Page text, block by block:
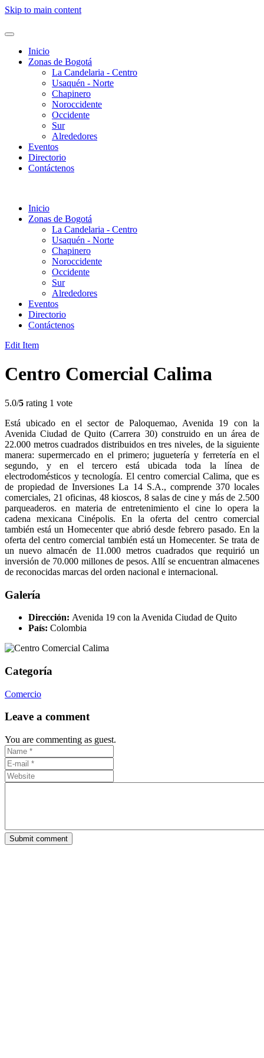
Skip to main content
Inicio
Zonas de Bogotá
La Candelaria - Centro
Usaquén - Norte
Chapinero
Noroccidente
Occidente
Sur
Alrededores
Eventos
Directorio
Contáctenos
Inicio
Zonas de Bogotá
La Candelaria - Centro
Usaquén - Norte
Chapinero
Noroccidente
Occidente
Sur
Alrededores
Eventos
Directorio
Contáctenos
Edit Item
Centro Comercial Calima
5.0/5 rating 1 vote
Está ubicado en el sector de Paloquemao, Avenida 19 con la
Avenida Ciudad de Quito (Carrera 30) construido en un área de
22.000 metros cuadrados distribuidos en tres niveles, de la siguiente
manera: supermercado en el primero; juguetería y ferretería en el
segundo, y en el tercero está ubicada toda la línea de
electrodomésticos y tecnología. El centro comercial Calima, que es
de propiedad de Inversiones La 14 S.A., comprende 370 locales
comerciales, 21 oficinas, 48 kioscos, 8 salas de cine y más de 2.500
parqueaderos. en materia de entretenimiento el cine lo opera la
cadena mexicana Cinépolis. En la oferta del centro comercial
también está un Homecenter que abrió desde febrero pasado. En la
oferta del centro comercial también está un Homecenter. Se trata de
un nuevo almacén de 11.000 metros cuadrados que requirió un
inversión de 70.000 millones de pesos. Allí se encuentran almacenes
de reconocidas marcas del orden nacional e internacional.
Galería
Dirección: Avenida 19 con la Avenida Ciudad de Quito
País: Colombia
Categoría
Comercio
Leave a comment
You are commenting as guest.
Submit comment